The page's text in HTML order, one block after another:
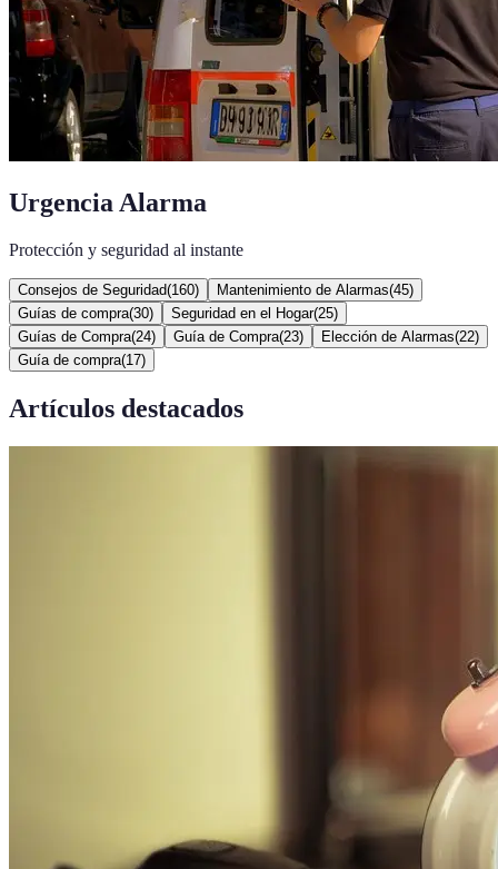
Urgencia Alarma
Protección y seguridad al instante
Consejos de Seguridad(160) Mantenimiento de Alarmas(45)
Guías de compra(30) Seguridad en el Hogar(25)
Guías de Compra(24) Guía de Compra(23) Elección de Alarmas(22)
Guía de compra(17)
Artículos destacados